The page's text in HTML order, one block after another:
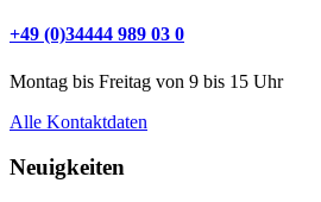
+49 (0)34444 989 03 0
Montag bis Freitag von 9 bis 15 Uhr
Alle Kontaktdaten
Neuigkeiten